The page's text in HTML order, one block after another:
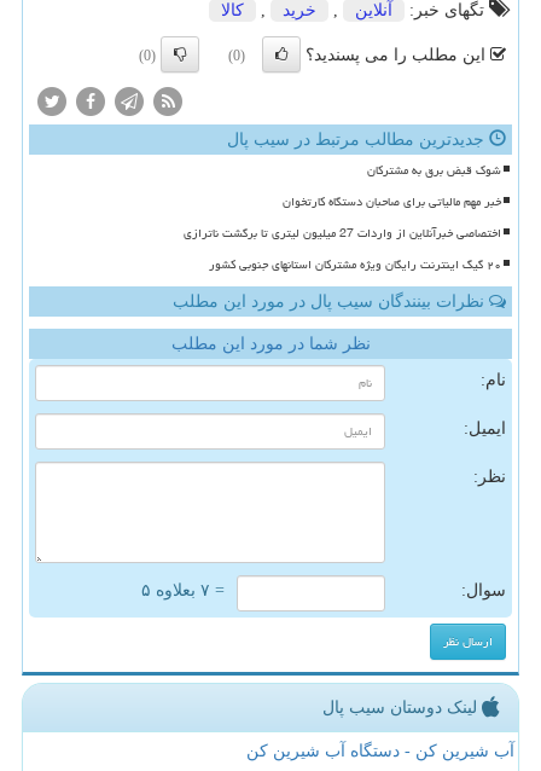
تگهای خبر:
آنلاین , خرید , كالا
این مطلب را می پسندید؟ (0)
(0)
جدیدترین مطالب مرتبط در سیب پال
شوک قبض برق به مشترکان
خبر مهم مالیاتی برای صاحبان دستگاه کارتخوان
اختصاصی خبرآنلاین از واردات 27 میلیون لیتری تا برگشت ناترازی
۲۰ گیگ اینترنت رایگان ویژه مشترکان استانهای جنوبی کشور
نظرات بینندگان سیب پال در مورد این مطلب
نظر شما در مورد این مطلب
نام:
ایمیل:
نظر:
سوال: = ۷ بعلاوه ۵
لینک دوستان سیب پال
آب شیرین کن - دستگاه آب شیرین کن